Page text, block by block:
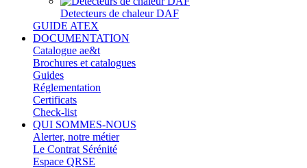
Detecteurs de chaleur DAF
GUIDE ATEX
DOCUMENTATION
Catalogue ae&t
Brochures et catalogues
Guides
Réglementation
Certificats
Check-list
QUI SOMMES-NOUS
Alerter, notre métier
Le Contrat Sérénité
Espace QRSE